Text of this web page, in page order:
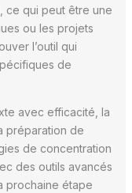
ce qui peut être une
ou les projets
l’outil qui
de
avec efficacité, la
préparation de
de concentration
des outils avancés
prochaine étape